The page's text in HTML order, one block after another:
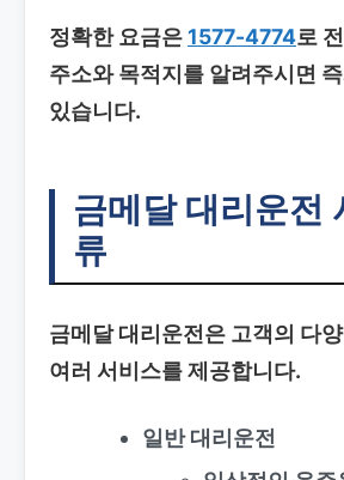
정확한 요금은1577-4774로
주소와 목적지를 알려주시면
있습니다.
금메달 대리운전
류
금메달 대리운전은 고객의 다
여러 서비스를 제공합니다.
일반 대리운전